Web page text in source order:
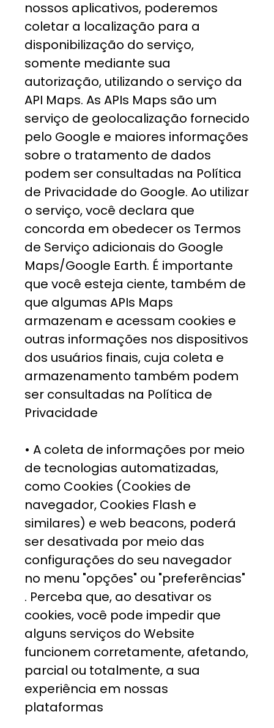
nossos aplicativos, poderemos
coletar a localização para a
disponibilização do serviço,
somente mediante sua
autorização, utilizando o serviço da
API Maps. As APIs Maps são um
serviço de geolocalização fornecido
pelo Google e maiores informações
sobre o tratamento de dados
podem ser consultadas na Política
de Privacidade do Google. Ao utilizar
o serviço, você declara que
concorda em obedecer os Termos
de Serviço adicionais do Google
Maps/Google Earth. É importante
que você esteja ciente, também de
que algumas APIs Maps
armazenam e acessam cookies e
outras informações nos dispositivos
dos usuários finais, cuja coleta e
armazenamento também podem
ser consultadas na Política de
Privacidade
• A coleta de informações por meio
de tecnologias automatizadas,
como Cookies (Cookies de
navegador, Cookies Flash e
similares) e web beacons, poderá
ser desativada por meio das
configurações do seu navegador
no menu "opções" ou "preferências"
. Perceba que, ao desativar os
cookies, você pode impedir que
alguns serviços do Website
funcionem corretamente, afetando,
parcial ou totalmente, a sua
experiência em nossas
plataformas